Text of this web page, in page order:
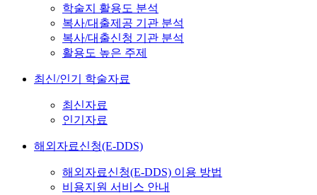
학술지 활용도 분석
복사/대출제공 기관 분석
복사/대출신청 기관 분석
활용도 높은 주제
최신/인기 학술자료
최신자료
인기자료
해외자료신청(E-DDS)
해외자료신청(E-DDS) 이용 방법
비용지원 서비스 안내